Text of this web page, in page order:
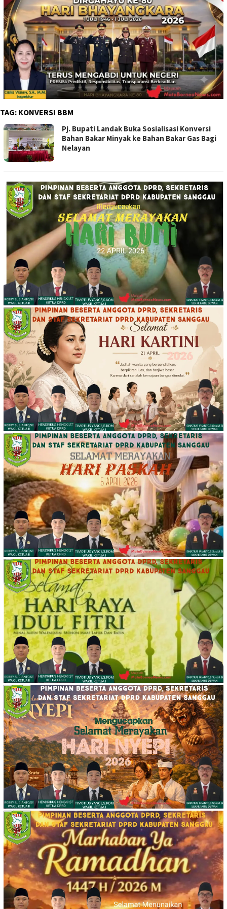
TAG: KONVERSI BBM
Pj. Bupati Landak Buka Sosialisasi Konversi
Bahan Bakar Minyak ke Bahan Bakar Gas Bagi
Nelayan